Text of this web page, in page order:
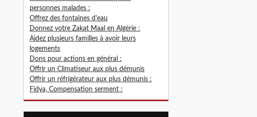
personnes malades :
Offrez des fontaines d'eau
Donnez votre Zakat Maal en Algérie :
Aidez plusieurs familles à avoir leurs
logements
Dons pour actions en général :
Offrir un Climatiseur aux plus démunis
Offrir un réfrigérateur aux plus démunis :
Fidya, Compensation serment :